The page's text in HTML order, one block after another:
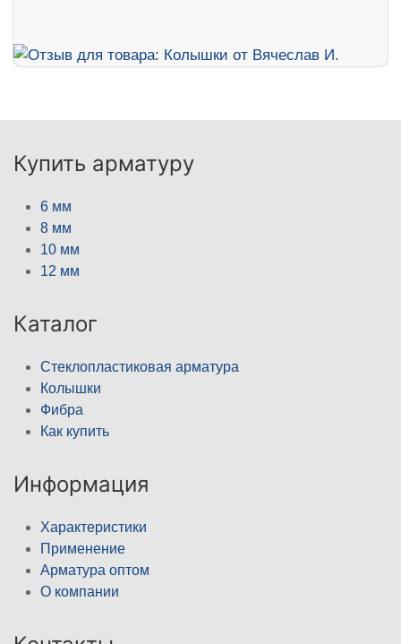
Купить арматуру
6 мм
8 мм
10 мм
12 мм
Каталог
Стеклопластиковая арматура
Колышки
Фибра
Как купить
Информация
Характеристики
Применение
Арматура оптом
О компании